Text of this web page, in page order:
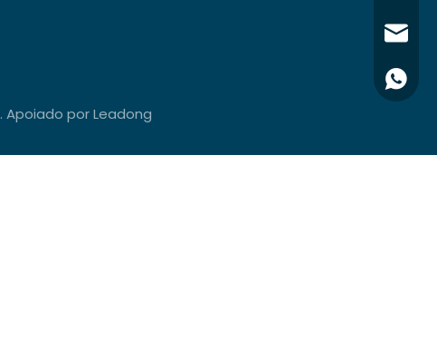
. Apoiado porLeadong